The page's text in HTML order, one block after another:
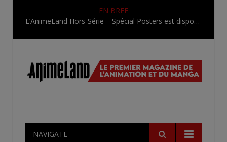
EN BREF
L’AnimeLand Hors-Série – Spécial Posters est disponible !
NAVIGATE